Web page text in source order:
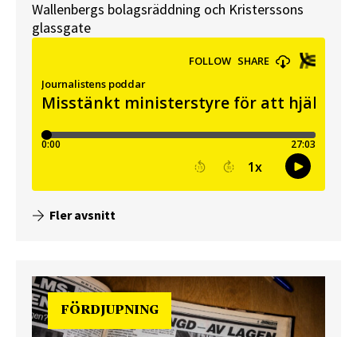
Wallenbergs bolagsräddning och Kristerssons
glassgate
Fler avsnitt
FÖRDJUPNING